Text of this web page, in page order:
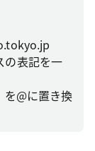
の表記を一
@に置き換